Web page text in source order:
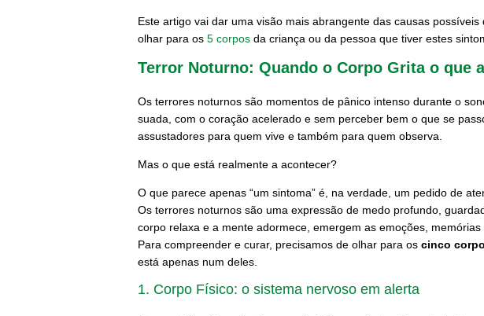
Este artigo vai dar uma visão mais abrangente das causas
olhar para os5 corpos da criança ou da pessoa que tiver estes
Terror Noturno: Quando o Corpo Grita o que
Os terrores noturnos são momentos de pânico intenso durante o
suada, com o coração acelerado e sem perceber bem o que se
assustadores para quem vive e também para quem observa.
Mas o que está realmente a acontecer?
O que parece apenas “um sintoma” é, na verdade, um pedido de
Os terrores noturnos são uma expressão de medo profundo,
corpo relaxa e a mente adormece, emergem as emoções,
Para compreender e curar, precisamos de olhar para oscinco
está apenas num deles.
1. Corpo Físico: o sistema nervoso em alerta